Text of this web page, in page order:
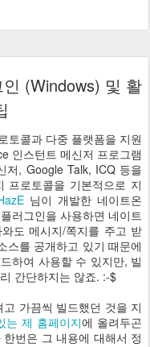
(Windows) 및 활
토콜과 다중 플랫폼을 지원
인스턴트 메신저 프로그램
저, Google Talk, ICQ 등을
프로토콜을 기본적으로 지
님이 개발한 네이트온
러그인을 사용하면 네이트
도 메시지/쪽지를 주고 받
스를 공개하고 있기 때문에
하여 사용할 수 있지만, 빌
간단하지는 않죠. :-$
가끔씩 빌드했던 것을 지
는 제 홈페이지에 올려두곤
번은 그 내용에 대해서 정